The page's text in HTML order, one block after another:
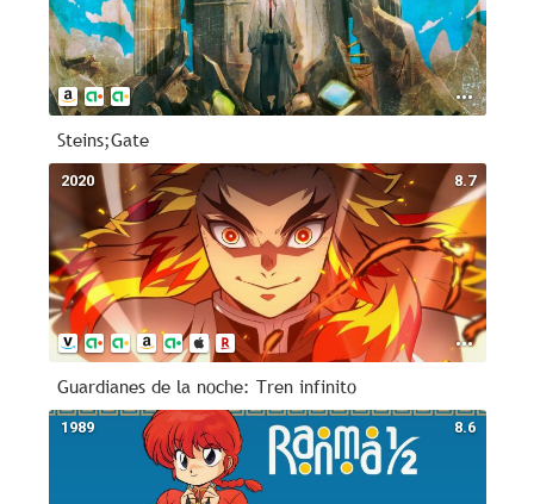
Steins;Gate
8.7
2020
Guardianes de la noche: Tren infinito
8.6
1989